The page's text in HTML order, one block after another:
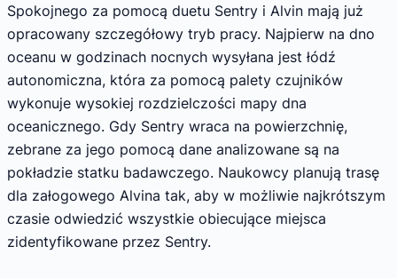
Spokojnego za pomocą duetu Sentry i Alvin mają już
opracowany szczegółowy tryb pracy. Najpierw na dno
oceanu w godzinach nocnych wysyłana jest łódź
autonomiczna, która za pomocą palety czujników
wykonuje wysokiej rozdzielczości mapy dna
oceanicznego. Gdy Sentry wraca na powierzchnię,
zebrane za jego pomocą dane analizowane są na
pokładzie statku badawczego. Naukowcy planują trasę
dla załogowego Alvina tak, aby w możliwie najkrótszym
czasie odwiedzić wszystkie obiecujące miejsca
zidentyfikowane przez Sentry.